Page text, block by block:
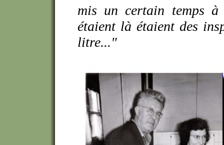
mis un certain temps à
étaient là étaient des
litre..."